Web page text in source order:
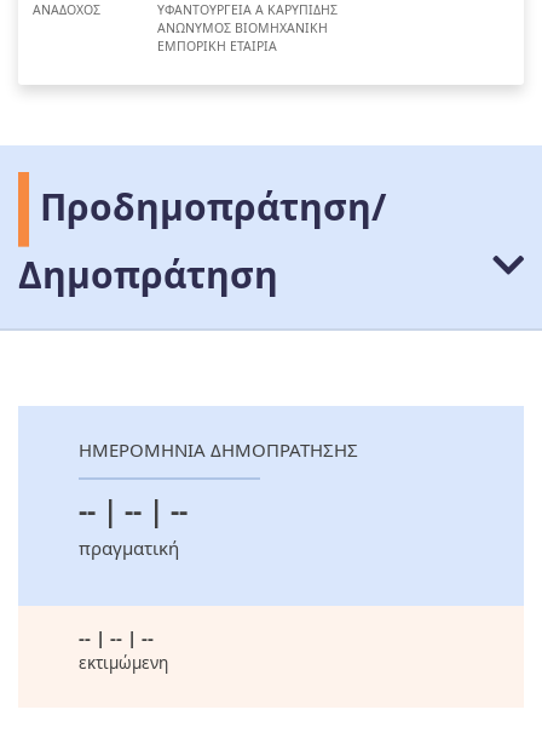
ΑΝΑΔΟΧΟΣ
ΥΦΑΝΤΟΥΡΓΕΙΑ Α ΚΑΡΥΠΙΔΗΣ
ΑΝΩΝΥΜΟΣ ΒΙΟΜΗΧΑΝΙΚΗ
ΕΜΠΟΡΙΚΗ ΕΤΑΙΡΙΑ
Προδημοπράτηση/
Δημοπράτηση
ΗΜΕΡΟΜΗΝΙΑ ΔΗΜΟΠΡΑΤΗΣΗΣ
-- | -- | --
πραγματική
-- | -- | --
εκτιμώμενη